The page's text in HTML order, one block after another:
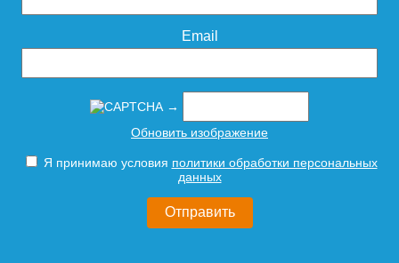
Email
→
Обновить изображение
Я принимаю условия политики обработки персональных
данных